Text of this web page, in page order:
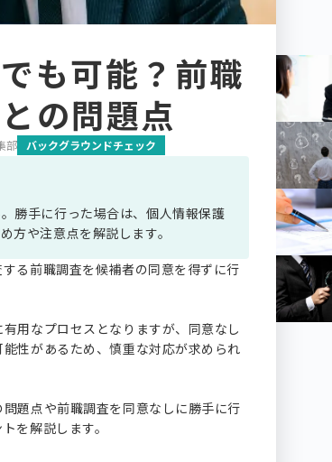
も可能？前職
の問題点
部 バックグラウンドチェック
勝手に行った場合は、個人情報保護
方や注意点を解説します。
る前職調査を候補者の同意を得ずに行
用なプロセスとなりますが、同意なし
性があるため、慎重な対応が求められ
題点や前職調査を同意なしに勝手に行
を解説します。